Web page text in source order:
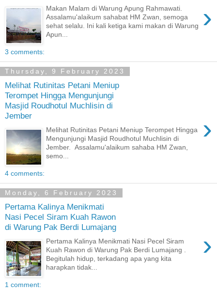
›
Makan Malam di Warung Apung Rahmawati.
Assalamu'alaikum sahabat HM Zwan, semoga
sehat selalu. Ini kali ketiga kami makan di Warung
Apun...
3 comments:
Thursday, 9 February 2023
Melihat Rutinitas Petani Meniup
Terompet Hingga Mengunjungi
Masjid Roudhotul Muchlisin di
Jember
›
Melihat Rutinitas Petani Meniup Terompet Hingga
Mengunjungi Masjid Roudhotul Muchlisin di
Jember. Assalamu'alaikum sahaba HM Zwan,
semo...
4 comments:
Monday, 6 February 2023
Pertama Kalinya Menikmati
Nasi Pecel Siram Kuah Rawon
di Warung Pak Berdi Lumajang
›
Pertama Kalinya Menikmati Nasi Pecel Siram
Kuah Rawon di Warung Pak Berdi Lumajang .
Begitulah hidup, terkadang apa yang kita
harapkan tidak...
1 comment: